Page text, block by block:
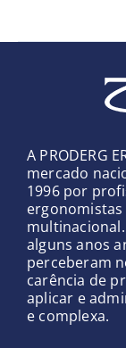
A PRODERG
mercado
1996 por
alguns anos
perceberam
carência de
aplicar e
e complexa.